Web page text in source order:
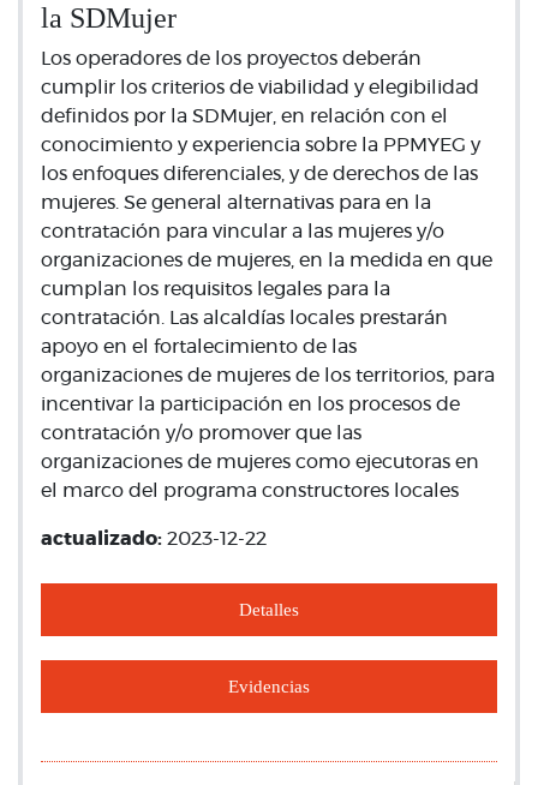
la SDMujer
Los operadores de los proyectos deberán
cumplir los criterios de viabilidad y elegibilidad
definidos por la SDMujer, en relación con el
conocimiento y experiencia sobre la PPMYEG y
los enfoques diferenciales, y de derechos de las
mujeres. Se general alternativas para en la
contratación para vincular a las mujeres y/o
organizaciones de mujeres, en la medida en que
cumplan los requisitos legales para la
contratación. Las alcaldías locales prestarán
apoyo en el fortalecimiento de las
organizaciones de mujeres de los territorios, para
incentivar la participación en los procesos de
contratación y/o promover que las
organizaciones de mujeres como ejecutoras en
el marco del programa constructores locales
actualizado: 2023-12-22
Detalles
Evidencias